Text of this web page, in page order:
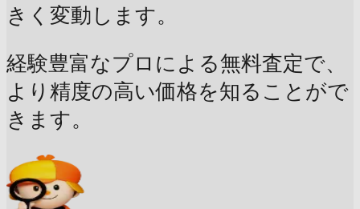
きく変動します。
経験豊富なプロによる無料査定で、
より精度の高い価格を知ることがで
きます。